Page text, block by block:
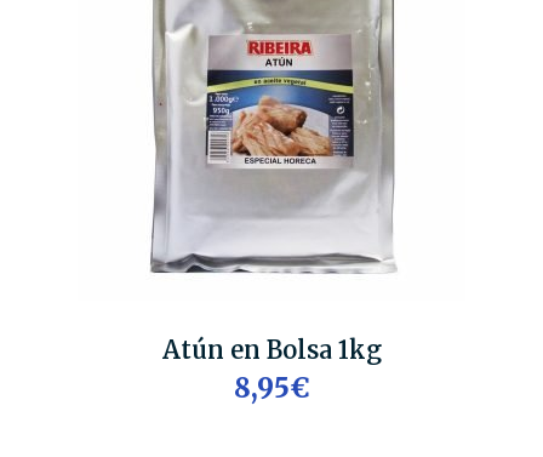
Atún en Bolsa 1kg
8,95€